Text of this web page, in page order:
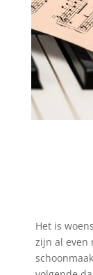
Het is
zijn al even